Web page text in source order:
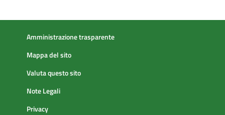
Amministrazione trasparente
Mappa del sito
Valuta questo sito
Note Legali
Privacy